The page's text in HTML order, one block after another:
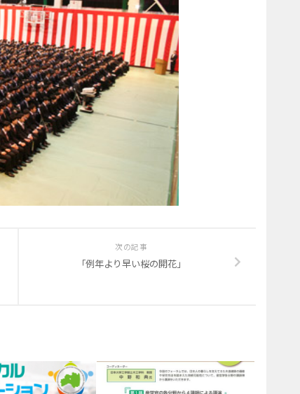
次の記事
「例年より早い桜の開花」